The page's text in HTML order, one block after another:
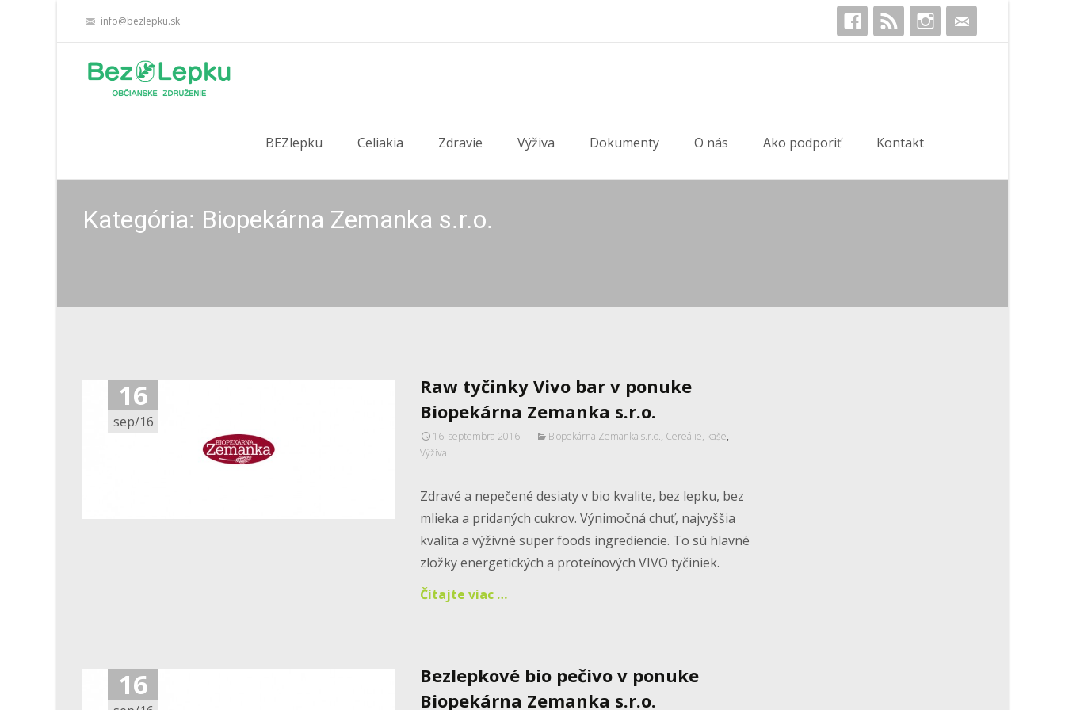
info@bezlepku.sk
BEZlepku Celiakia Zdravie Výživa Dokumenty O nás Ako podporiť Kontakt
Kategória: Biopekárna Zemanka s.r.o.
16
sep/16
Raw tyčinky Vivo bar v ponuke
Biopekárna Zemanka s.r.o.
16. septembra 2016 Biopekárna Zemanka s.r.o., Cereálie, kaše,
Výživa
Zdravé a nepečené desiaty v bio kvalite, bez lepku, bez
mlieka a pridaných cukrov. Výnimočná chuť, najvyššia
kvalita a výživné super foods ingrediencie. To sú hlavné
zložky energetických a proteínových VIVO tyčiniek.
Čítajte viac …
16
Bezlepkové bio pečivo v ponuke
Biopekárna Zemanka s.r.o.